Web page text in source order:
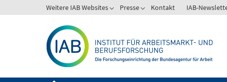
zum
Weitere IAB Websites Presse Kontakt IAB-